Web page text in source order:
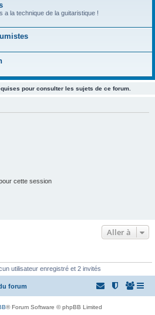
a la technique de la guitaristique !
pour consulter les sujets de ce forum.
cette session
Aller à
utilisateur enregistré et 2 invités
forum
® Forum Software © phpBB Limited